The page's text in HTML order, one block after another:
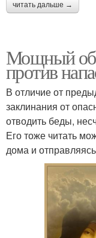
читать дальше →
Мощный
против
В отличие от
заклинания от
отводить беды,
Его тоже читать
дома и